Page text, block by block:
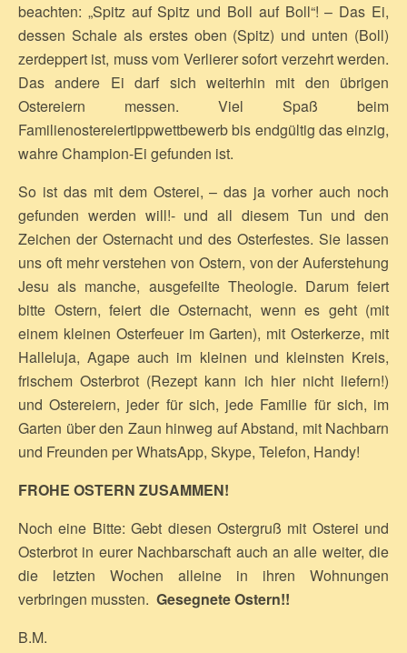
beachten: „Spitz auf Spitz und Boll auf Boll“! – Das Ei,
dessen Schale als erstes oben (Spitz) und unten (Boll)
zerdeppert ist, muss vom Verlierer sofort verzehrt werden.
Das andere Ei darf sich weiterhin mit den übrigen
Ostereiern messen. Viel Spaß beim
Familienostereiertippwettbewerb bis endgültig das einzig,
wahre Champion-Ei gefunden ist.
So ist das mit dem Osterei, – das ja vorher auch noch
gefunden werden will!- und all diesem Tun und den
Zeichen der Osternacht und des Osterfestes. Sie lassen
uns oft mehr verstehen von Ostern, von der Auferstehung
Jesu als manche, ausgefeilte Theologie. Darum feiert
bitte Ostern, feiert die Osternacht, wenn es geht (mit
einem kleinen Osterfeuer im Garten), mit Osterkerze, mit
Halleluja, Agape auch im kleinen und kleinsten Kreis,
frischem Osterbrot (Rezept kann ich hier nicht liefern!)
und Ostereiern, jeder für sich, jede Familie für sich, im
Garten über den Zaun hinweg auf Abstand, mit Nachbarn
und Freunden per WhatsApp, Skype, Telefon, Handy!
FROHE OSTERN ZUSAMMEN!
Noch eine Bitte: Gebt diesen Ostergruß mit Osterei und
Osterbrot in eurer Nachbarschaft auch an alle weiter, die
die letzten Wochen alleine in ihren Wohnungen
verbringen mussten. Gesegnete Ostern!!
B.M.